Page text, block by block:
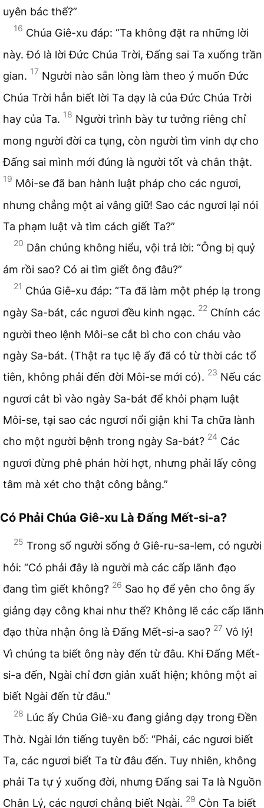
uyên bác thế?”
16 Chúa Giê-xu đáp: “Ta không đặt ra những lời
này. Đó là lời Đức Chúa Trời, Đấng sai Ta xuống trần
gian. 17 Người nào sẵn lòng làm theo ý muốn Đức
Chúa Trời hẳn biết lời Ta dạy là của Đức Chúa Trời
hay của Ta. 18 Người trình bày tư tưởng riêng chỉ
mong người đời ca tụng, còn người tìm vinh dự cho
Đấng sai mình mới đúng là người tốt và chân thật.
19 Môi-se đã ban hành luật pháp cho các ngươi,
nhưng chẳng một ai vâng giữ! Sao các ngươi lại nói
Ta phạm luật và tìm cách giết Ta?”
20 Dân chúng không hiểu, vội trả lời: “Ông bị quỷ
ám rồi sao? Có ai tìm giết ông đâu?”
21 Chúa Giê-xu đáp: “Ta đã làm một phép lạ trong
ngày Sa-bát, các ngươi đều kinh ngạc. 22 Chính các
người theo lệnh Môi-se cắt bì cho con cháu vào
ngày Sa-bát. (Thật ra tục lệ ấy đã có từ thời các tổ
tiên, không phải đến đời Môi-se mới có). 23 Nếu các
ngươi cắt bì vào ngày Sa-bát để khỏi phạm luật
Môi-se, tại sao các ngươi nổi giận khi Ta chữa lành
cho một người bệnh trong ngày Sa-bát? 24 Các
ngươi đừng phê phán hời hợt, nhưng phải lấy công
tâm mà xét cho thật công bằng.”
Có Phải Chúa Giê-xu Là Đấng Mết-si-a?
25 Trong số người sống ở Giê-ru-sa-lem, có người
hỏi: “Có phải đây là người mà các cấp lãnh đạo
đang tìm giết không? 26 Sao họ để yên cho ông ấy
giảng dạy công khai như thế? Không lẽ các cấp lãnh
đạo thừa nhận ông là Đấng Mết-si-a sao? 27 Vô lý!
Vì chúng ta biết ông này đến từ đâu. Khi Đấng Mết-
si-a đến, Ngài chỉ đơn giản xuất hiện; không một ai
biết Ngài đến từ đâu.”
28 Lúc ấy Chúa Giê-xu đang giảng dạy trong Đền
Thờ. Ngài lớn tiếng tuyên bố: “Phải, các ngươi biết
Ta, các ngươi biết Ta từ đâu đến. Tuy nhiên, không
phải Ta tự ý xuống đời, nhưng Đấng sai Ta là Nguồn
Chân Lý, các ngươi chẳng biết Ngài. 29 Còn Ta biết